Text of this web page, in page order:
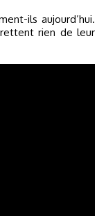
ils aujourd’hui.
rien de leur